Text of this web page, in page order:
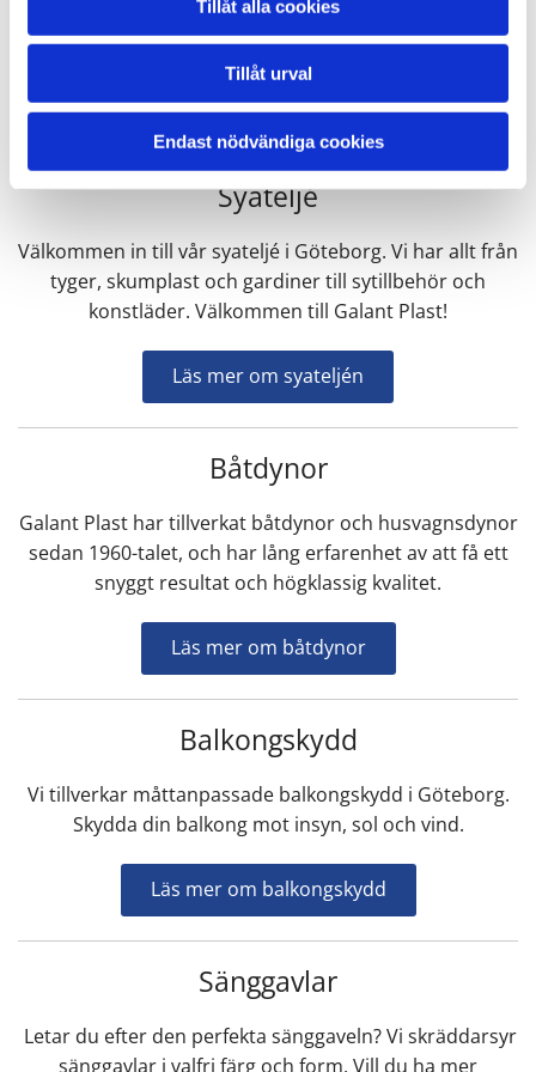
Tillåt alla cookies
Tillåt urval
Endast nödvändiga cookies
kvalitet? Galant Plast bearbetar måttbeställd skumplast
efter önskemål till privatpersoner och företag.
Läs mer om skumplast
Syateljé
Välkommen in till vår syateljé i Göteborg. Vi har allt från
tyger, skumplast och gardiner till sytillbehör och
konstläder. Välkommen till Galant Plast!
Läs mer om syateljén
Båtdynor
Galant Plast har tillverkat båtdynor och husvagnsdynor
sedan 1960-talet, och har lång erfarenhet av att få ett
snyggt resultat och högklassig kvalitet.
Läs mer om båtdynor
Balkongskydd
Vi tillverkar måttanpassade balkongskydd i Göteborg.
Skydda din balkong mot insyn, sol och vind.
Läs mer om balkongskydd
Sänggavlar
Letar du efter den perfekta sänggaveln? Vi skräddarsyr
sänggavlar i valfri färg och form. Vill du ha mer